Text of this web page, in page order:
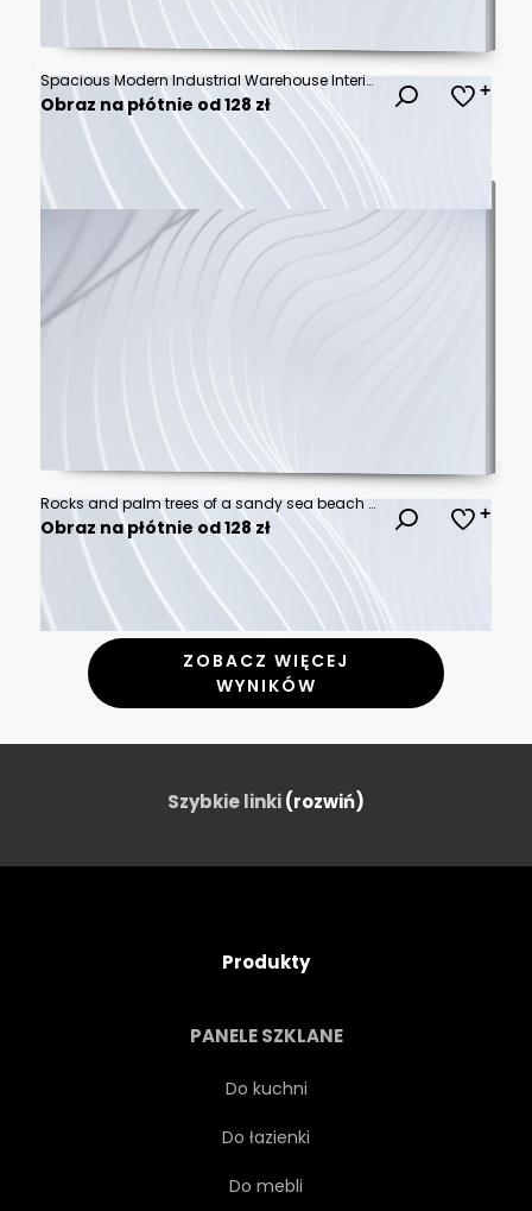
Spacious Modern Industrial Warehouse Interior with Open Floor and Roll-Up Doors for Storage or Commercial Use
Obraz na płótnie od 128 zł
Rocks and palm trees of a sandy sea beach with mountains in the background
Obraz na płótnie od 128 zł
ZOBACZ WIĘCEJ
WYNIKÓW
Szybkie linki(rozwiń)
Produkty
PANELE SZKLANE
Do kuchni
Do łazienki
Do mebli